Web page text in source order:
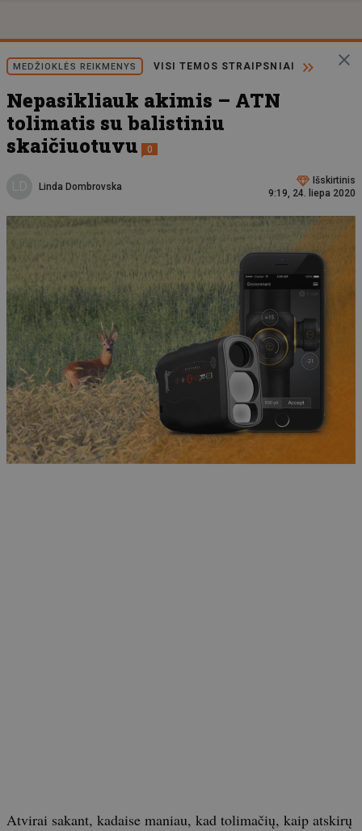
MEDŽIOKLĖS REIKMENYS VISI TEMOS STRAIPSNIAI
Nepasikliauk akimis – ATN
tolimatis su balistiniu
skaičiuotuvu
0
Linda Dombrovska
Išskirtinis
9:19, 24. liepa 2020
Atvirai sakant, kadaise maniau, kad tolimačių, kaip atskirų